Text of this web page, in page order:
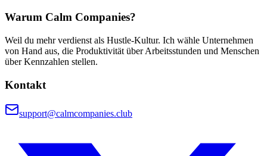
Warum Calm Companies?
Weil du mehr verdienst als Hustle-Kultur. Ich wähle Unternehmen
von Hand aus, die Produktivität über Arbeitsstunden und Menschen
über Kennzahlen stellen.
Kontakt
support@calmcompanies.club